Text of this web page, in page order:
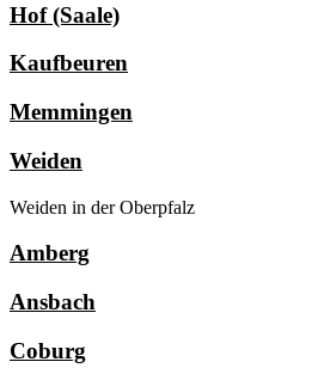
Hof (Saale)
Kaufbeuren
Memmingen
Weiden
Weiden in der Oberpfalz
Amberg
Ansbach
Coburg